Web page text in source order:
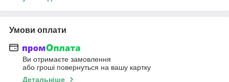
Умови оплати
Ви отримаєте замовлення
або гроші повернуться на вашу картку
Детальніше